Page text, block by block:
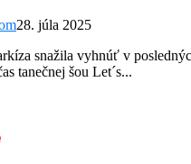
28. júla 2025
snažila vyhnúť v
tanečnej šou Let´s...